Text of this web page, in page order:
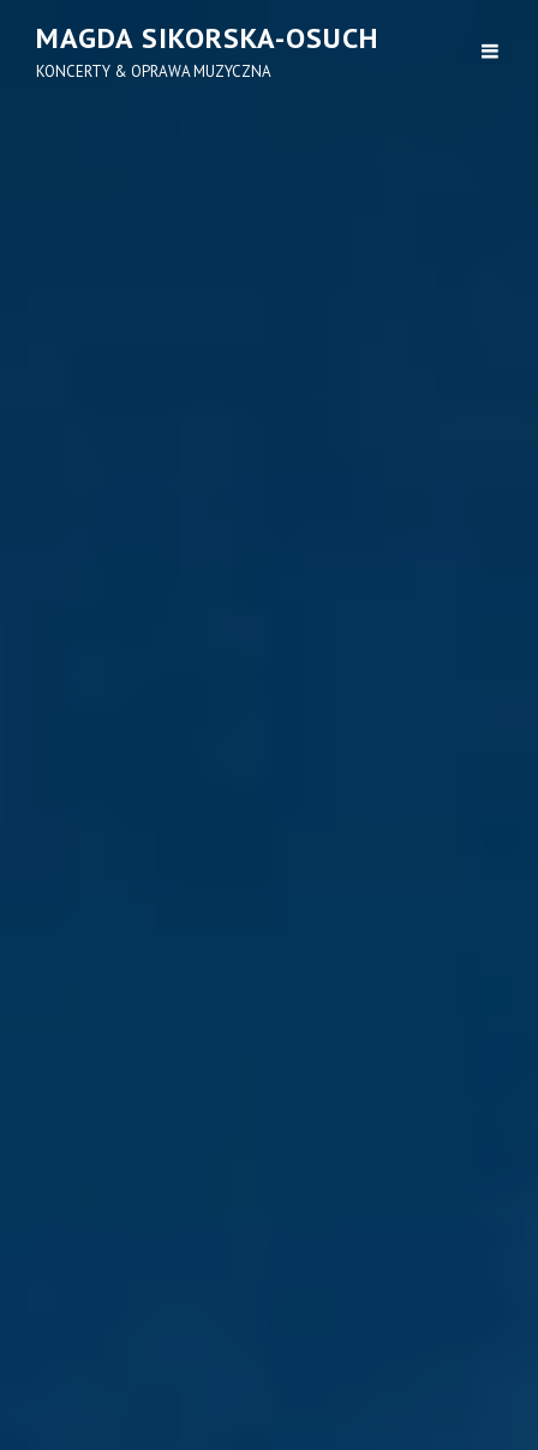
MAGDA SIKORSKA-OSUCH
KONCERTY & OPRAWA MUZYCZNA